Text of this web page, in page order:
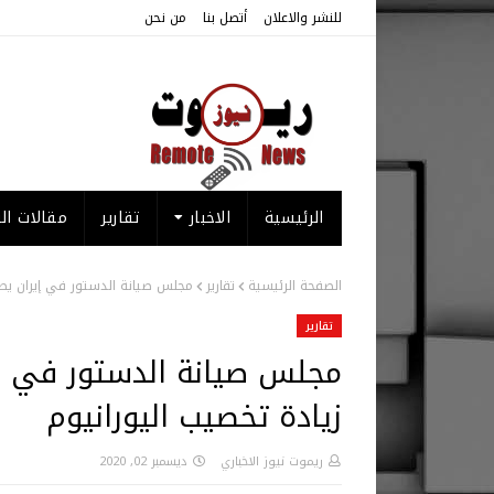
للنشر والاعلان أتصل بنا من نحن
الرئيسية الاخبار تقارير مقالات
الصفحة الرئيسية تقارير مجلس صيانة الدستور في إيران
تقارير
مجلس صيانة الدستور في
زيادة تخصيب اليورانيوم
ريموت نيوز الاخباري ديسمبر 02, 2020